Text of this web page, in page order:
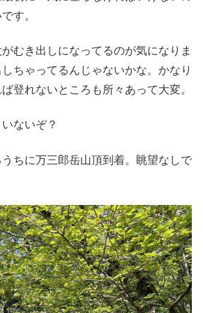
す。
むき出しになってるのが気になりま
ちゃってるんじゃないかな。かなり
登れないところも所々あって大変。
ないぞ？
ちに万三郎岳山頂到着。眺望なしで